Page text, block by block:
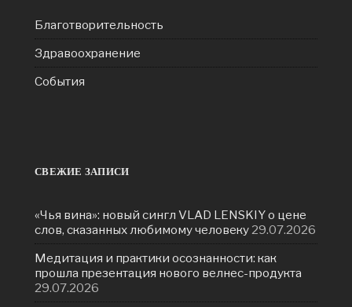
Благотворительность
Здравоохранение
События
СВЕЖИЕ ЗАПИСИ
«Чья вина»: новый сингл VLAD LENSKIY о цене
слов, сказанных любимому человеку 29.07.2026
Медитация и практики осознанности: как
прошла презентация нового велнес-продукта
29.07.2026